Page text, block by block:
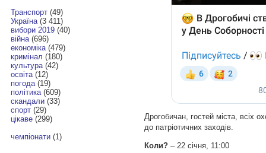
Транспорт(49)
Україна(3 411)
вибори 2019(40)
війна(696)
економіка(479)
кримінал (180)
культура(42)
освіта(12)
погода(19)
політика(609)
скандали(33)
спорт(29)
цікаве(299)
чемпіонати(1)
Дрогобичан, гостей міста, всіх
до патріотичних заходів.
Коли?– 22 січня, 11:00